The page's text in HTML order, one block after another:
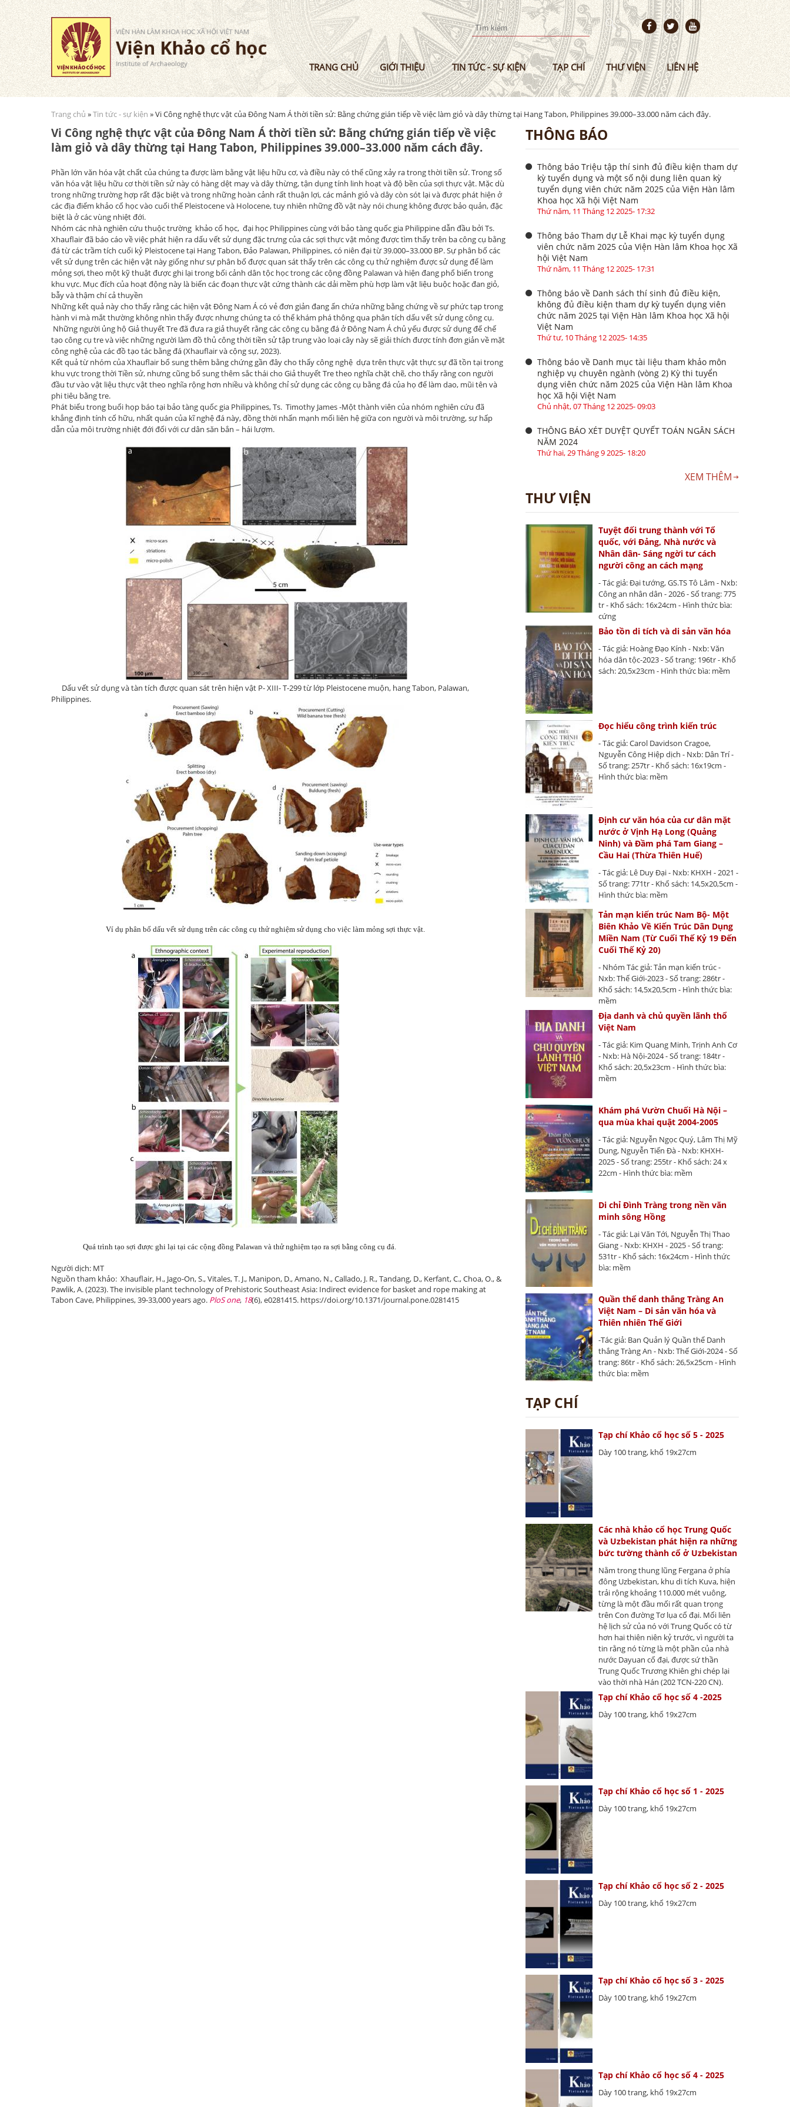
Nhảy
đến
nội
dung
TRANG CHỦ GIỚI THIỆU TIN TỨC - SỰ KIỆN TẠP CHÍ THƯ VIỆN LIÊN HỆ
Bạn đang ở đây
Trang chủ »Tin tức - sự kiện » Vi Công nghệ thực vật của Đông Nam Á thời tiền sử: Bằng chứng gián tiếp về việc làm giỏ và dây thừng tại Hang Tabon, Philippines 39.000–33.000 năm cách đây.
Vi Công nghệ thực vật của Đông Nam Á thời tiền sử: Bằng chứng gián tiếp về việc
làm giỏ và dây thừng tại Hang Tabon, Philippines 39.000–33.000 năm cách đây.
Phần lớn văn hóa vật chất của chúng ta được làm bằng vật liệu hữu cơ, và điều này có thể cũng xảy ra trong thời tiền sử. Trong số
văn hóa vật liệu hữu cơ thời tiền sử này có hàng dệt may và dây thừng, tận dụng tính linh hoạt và độ bền của sợi thực vật. Mặc dù
trong những trường hợp rất đặc biệt và trong những hoàn cảnh rất thuận lợi, các mảnh giỏ và dây còn sót lại và được phát hiện ở
các địa điểm khảo cổ học vào cuối thế Pleistocene và Holocene, tuy nhiên những đồ vật này nói chung không được bảo quản, đặc
biệt là ở các vùng nhiệt đới.
Nhóm các nhà nghiên cứu thuộc trường khảo cổ học, đại học Philippines cùng với bảo tàng quốc gia Philippine dẫn đầu bởi Ts.
Xhauflair đã báo cáo về việc phát hiện ra dấu vết sử dụng đặc trưng của các sợi thực vật mỏng được tìm thấy trên ba công cụ bằng
đá từ các trầm tích cuối kỷ Pleistocene tại Hang Tabon, Đảo Palawan, Philippines, có niên đại từ 39.000–33.000 BP. Sự phân bố các
vết sử dụng trên các hiện vật này giống như sự phân bố được quan sát thấy trên các công cụ thử nghiệm được sử dụng để làm
mỏng sợi, theo một kỹ thuật được ghi lại trong bối cảnh dân tộc học trong các cộng đồng Palawan và hiện đang phổ biến trong
khu vực. Mục đích của hoạt động này là biến các đoạn thực vật cứng thành các dải mềm phù hợp làm vật liệu buộc hoặc đan giỏ,
bẫy và thậm chí cả thuyền
Những kết quả này cho thấy rằng các hiện vật Đông Nam Á có vẻ đơn giản đang ẩn chứa những bằng chứng về sự phức tạp trong
hành vi mà mắt thường không nhìn thấy được nhưng chúng ta có thể khám phá thông qua phân tích dấu vết sử dụng công cụ.
Những người ủng hộ Giả thuyết Tre đã đưa ra giả thuyết rằng các công cụ bằng đá ở Đông Nam Á chủ yếu được sử dụng để chế
tạo công cụ tre và việc những người làm đồ thủ công thời tiền sử tập trung vào loại cây này sẽ giải thích được tính đơn giản về mặt
công nghệ của các đồ tạo tác bằng đá (Xhauflair và cộng sự, 2023).
Kết quả từ nhóm của Xhauflair bổ sung thêm bằng chứng gần đây cho thấy công nghệ dựa trên thực vật thực sự đã tồn tại trong
khu vực trong thời Tiền sử, nhưng cũng bổ sung thêm sắc thái cho Giả thuyết Tre theo nghĩa chặt chẽ, cho thấy rằng con người
đầu tư vào vật liệu thực vật theo nghĩa rộng hơn nhiều và không chỉ sử dụng các công cụ bằng đá của họ để làm dao, mũi tên và
phi tiêu bằng tre.
Phát biểu trong buổi họp báo tại bảo tàng quốc gia Philippines, Ts. Timothy James -Một thành viên của nhóm nghiên cứu đã
khẳng định tính cố hữu, nhất quán của kĩ nghệ đá này, đồng thời nhấn mạnh mối liên hệ giữa con người và môi trường, sự hấp
dẫn của môi trường nhiệt đới đối với cư dân săn bắn – hái lượm.
Dấu vết sử dụng và tàn tích được quan sát trên hiện vật P- XIII- T-299 từ lớp Pleistocene muộn, hang Tabon, Palawan,
Philippines.
Ví dụ phân bố dấu vết sử dụng trên các công cụ thử nghiệm sử dụng cho việc làm mỏng sợi thực vật.
Quá trình tạo sợi được ghi lại tại các cộng đồng Palawan và thử nghiệm tạo ra sợi bằng công cụ đá.
Người dịch: MT
Nguồn tham khảo: Xhauflair, H., Jago-On, S., Vitales, T. J., Manipon, D., Amano, N., Callado, J. R., Tandang, D., Kerfant, C., Choa, O., &
Pawlik, A. (2023). The invisible plant technology of Prehistoric Southeast Asia: Indirect evidence for basket and rope making at
Tabon Cave, Philippines, 39-33,000 years ago. PloS one, 18(6), e0281415. https://doi.org/10.1371/journal.pone.0281415
THÔNG BÁO
Thông báo Triệu tập thí sinh đủ điều kiện tham dự
kỳ tuyển dụng và một số nội dung liên quan kỳ
tuyển dụng viên chức năm 2025 của Viện Hàn lâm
Khoa học Xã hội Việt Nam
Thứ năm, 11 Tháng 12 2025- 17:32
Thông báo Tham dự Lễ Khai mạc kỳ tuyển dụng
viên chức năm 2025 của Viện Hàn lâm Khoa học Xã
hội Việt Nam
Thứ năm, 11 Tháng 12 2025- 17:31
Thông báo về Danh sách thí sinh đủ điều kiện,
không đủ điều kiện tham dự kỳ tuyển dụng viên
chức năm 2025 tại Viện Hàn lâm Khoa học Xã hội
Việt Nam
Thứ tư, 10 Tháng 12 2025- 14:35
Thông báo về Danh mục tài liệu tham khảo môn
nghiệp vụ chuyên ngành (vòng 2) Kỳ thi tuyển
dụng viên chức năm 2025 của Viện Hàn lâm Khoa
học Xã hội Việt Nam
Chủ nhật, 07 Tháng 12 2025- 09:03
THÔNG BÁO XÉT DUYỆT QUYẾT TOÁN NGÂN SÁCH
NĂM 2024
Thứ hai, 29 Tháng 9 2025- 18:20
XEM THÊM
THƯ VIỆN
Tuyệt đối trung thành với Tổ
quốc, với Đảng, Nhà nước và
Nhân dân- Sáng ngời tư cách
người công an cách mạng
- Tác giả: Đại tướng, GS.TS Tô Lâm - Nxb:
Công an nhân dân - 2026 - Số trang: 775
tr - Khổ sách: 16x24cm - Hình thức bìa:
cứng
Bảo tồn di tích và di sản văn hóa
- Tác giả: Hoàng Đạo Kính - Nxb: Văn
hóa dân tộc-2023 - Số trang: 196tr - Khổ
sách: 20,5x23cm - Hình thức bìa: mềm
Đọc hiểu công trình kiến trúc
- Tác giả: Carol Davidson Cragoe,
Nguyễn Công Hiệp dịch - Nxb: Dân Trí -
Số trang: 257tr - Khổ sách: 16x19cm -
Hình thức bìa: mềm
Định cư văn hóa của cư dân mặt
nước ở Vịnh Hạ Long (Quảng
Ninh) và Đầm phá Tam Giang –
Cầu Hai (Thừa Thiên Huế)
- Tác giả: Lê Duy Đại - Nxb: KHXH - 2021 -
Số trang: 771tr - Khổ sách: 14,5x20,5cm -
Hình thức bìa: mềm
Tản mạn kiến trúc Nam Bộ- Một
Biên Khảo Về Kiến Trúc Dân Dụng
Miền Nam (Từ Cuối Thế Kỷ 19 Đến
Cuối Thế Kỷ 20)
- Nhóm Tác giả: Tản mạn kiến trúc -
Nxb: Thế Giới-2023 - Số trang: 286tr -
Khổ sách: 14,5x20,5cm - Hình thức bìa:
mềm
Địa danh và chủ quyền lãnh thổ
Việt Nam
- Tác giả: Kim Quang Minh, Trịnh Anh Cơ
- Nxb: Hà Nội-2024 - Số trang: 184tr -
Khổ sách: 20,5x23cm - Hình thức bìa:
mềm
Khám phá Vườn Chuối Hà Nội –
qua mùa khai quật 2004-2005
- Tác giả: Nguyễn Ngọc Quý, Lâm Thị Mỹ
Dung, Nguyễn Tiến Đà - Nxb: KHXH-
2025 - Số trang: 255tr - Khổ sách: 24 x
22cm - Hình thức bìa: mềm
Di chỉ Đình Tràng trong nền văn
minh sông Hồng
- Tác giả: Lại Văn Tới, Nguyễn Thị Thao
Giang - Nxb: KHXH - 2025 - Số trang:
531tr - Khổ sách: 16x24cm - Hình thức
bìa: mềm
Quần thể danh thắng Tràng An
Việt Nam – Di sản văn hóa và
Thiên nhiên Thế Giới
-Tác giả: Ban Quản lý Quần thể Danh
thắng Tràng An - Nxb: Thế Giới-2024 - Số
trang: 86tr - Khổ sách: 26,5x25cm - Hình
thức bìa: mềm
TẠP CHÍ
Tạp chí Khảo cổ học số 5 - 2025
Dày 100 trang, khổ 19x27cm
Các nhà khảo cổ học Trung Quốc
và Uzbekistan phát hiện ra những
bức tường thành cổ ở Uzbekistan
Nằm trong thung lũng Fergana ở phía
đông Uzbekistan, khu di tích Kuva, hiện
trải rộng khoảng 110.000 mét vuông,
từng là một đầu mối rất quan trọng
trên Con đường Tơ lụa cổ đại. Mối liên
hệ lịch sử của nó với Trung Quốc có từ
hơn hai thiên niên kỷ trước, vì người ta
tin rằng nó từng là một phần của nhà
nước Dayuan cổ đại, được sứ thần
Trung Quốc Trương Khiên ghi chép lại
vào thời nhà Hán (202 TCN-220 CN).
Tạp chí Khảo cổ học số 4 -2025
Dày 100 trang, khổ 19x27cm
Tạp chí Khảo cổ học số 1 - 2025
Dày 100 trang, khổ 19x27cm
Tạp chí Khảo cổ học số 2 - 2025
Dày 100 trang, khổ 19x27cm
Tạp chí Khảo cổ học số 3 - 2025
Dày 100 trang, khổ 19x27cm
Tạp chí Khảo cổ học số 4 - 2025
Dày 100 trang, khổ 19x27cm